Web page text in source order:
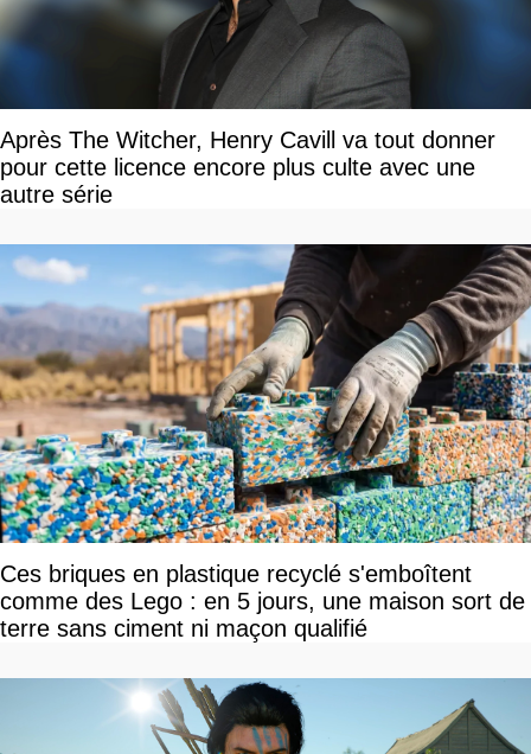
Après The Witcher, Henry Cavill va tout donner
pour cette licence encore plus culte avec une
autre série
Ces briques en plastique recyclé s'emboîtent
comme des Lego : en 5 jours, une maison sort de
terre sans ciment ni maçon qualifié